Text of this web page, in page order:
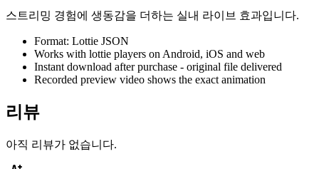
스트리밍 경험에 생동감을 더하는 실내 라이브 효과입니다.
Format: Lottie JSON
Works with lottie players on Android, iOS and web
Instant download after purchase - original file delivered
Recorded preview video shows the exact animation
리뷰
아직 리뷰가 없습니다.